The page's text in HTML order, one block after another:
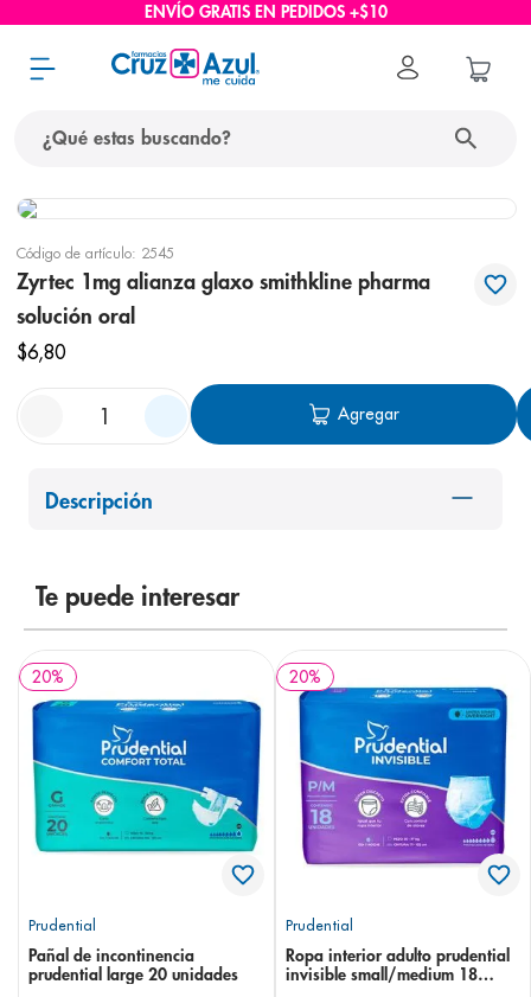
ENVÍO GRATIS EN PEDIDOS +$10
Código de artículo: 2545
Zyrtec 1mg alianza glaxo smithkline pharma
solución oral
$6,80
Agregar
Descripción
Te puede interesar
20%
Prudential
Pañal de incontinencia
prudential large 20 unidades
20%
Prudential
Ropa interior adulto prudential
invisible small/medium 18
términos más buscados
protector solar
2. pañales
3.
4. cerave
bioderma
9 . panolini